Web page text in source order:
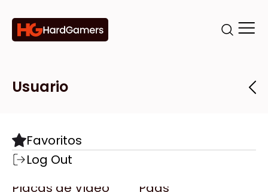
Categorías
Componentes
Motherboards
Microprocesadores
Placas de Video
Pads
Marcas
Todas las Marcas
AMD
Tiendas
Destacadas
Usuario
Favoritos
Log Out